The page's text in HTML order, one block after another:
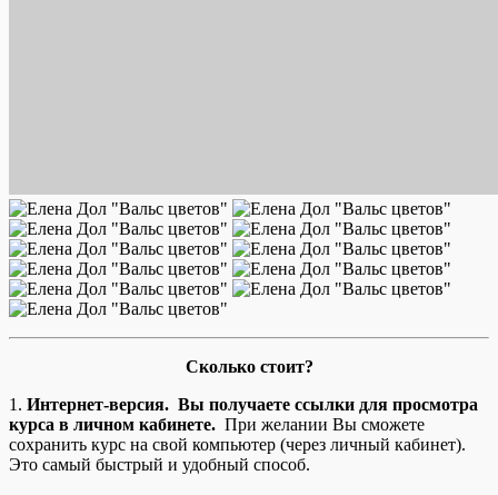
Сколько стоит?
1. Интернет-версия. Вы получаете ссылки для просмотра
курса в личном кабинете. При желании Вы сможете
сохранить курс на свой компьютер (через личный кабинет).
Это самый быстрый и удобный способ.